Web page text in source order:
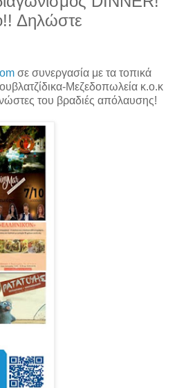
Δηλώστε
σε συνεργασία με τα τοπικά
Μεζεδοπωλεία κ.ο.κ
του βραδιές απόλαυσης!